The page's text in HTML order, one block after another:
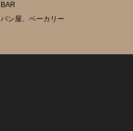
BAR
パン屋、ベーカリー